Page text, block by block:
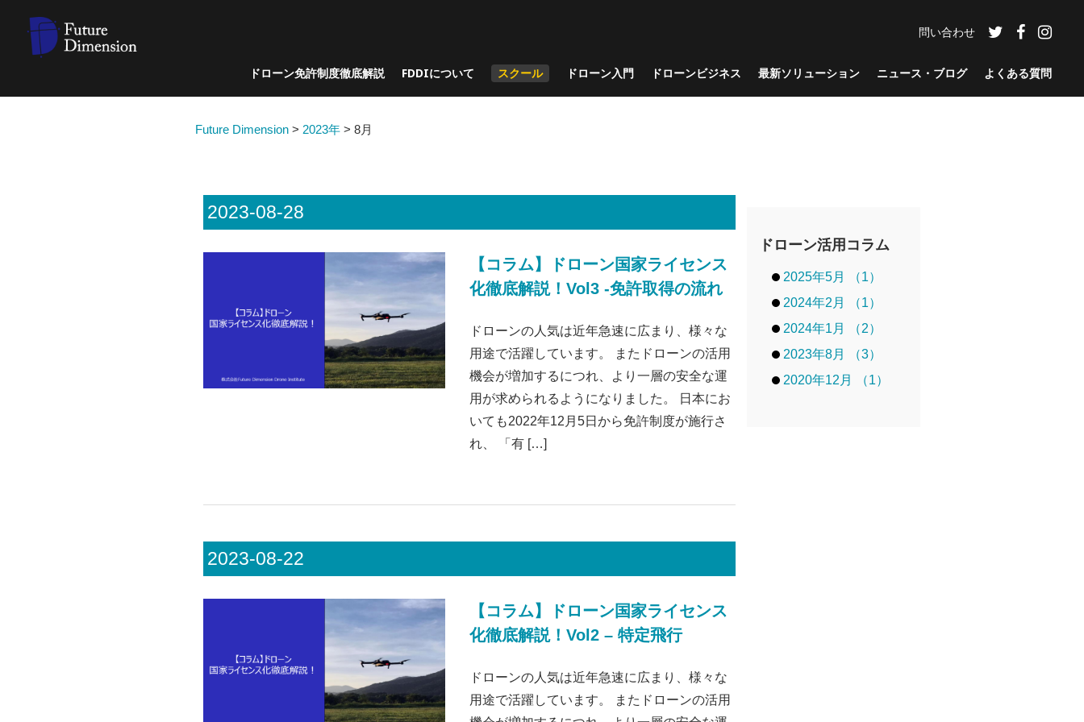
ドローン免許制度徹底解説 FDDIについて スクール ドローン入門 ドローンビジネス 最新ソリューション ニュース・ブログ よくある質問
問い合わせ
Future Dimension > 2023年 > 8月
2023-08-28
【コラム】ドローン国家ライセンス
化徹底解説！Vol3 -免許取得の流れ
ドローンの人気は近年急速に広まり、様々な
用途で活躍しています。 またドローンの活用
機会が増加するにつれ、より一層の安全な運
用が求められるようになりました。 日本にお
いても2022年12月5日から免許制度が施行さ
れ、 「有 […]
2023-08-22
【コラム】ドローン国家ライセンス
化徹底解説！Vol2 – 特定飛行
ドローンの人気は近年急速に広まり、様々な
用途で活躍しています。 またドローンの活用
ドローン活用コラム
2025年5月 （1）
2024年2月 （1）
2024年1月 （2）
2023年8月 （3）
2020年12月 （1）